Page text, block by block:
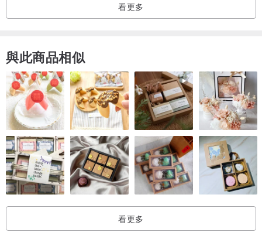
看更多
與此商品相似
看更多